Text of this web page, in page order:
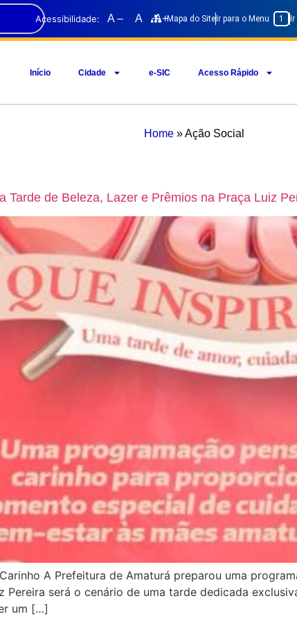
Acessibilidade: A – A A+Mapa do Site Ir para o Menu 1
Início Cidade e-SIC Acesso Rápido
Home»Ação Social
Tarde de Beleza, Lazer e Prêmios na Praça Luiz
A Prefeitura de Amaturá preparou uma
Pereira será o cenário de uma tarde dedicada
um […]